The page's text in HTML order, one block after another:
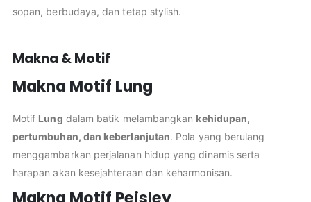
sopan, berbudaya, dan tetap stylish.
Makna & Motif
Makna Motif Lung
Motif Lung dalam batik melambangkan kehidupan,
pertumbuhan, dan keberlanjutan. Pola yang berulang
menggambarkan perjalanan hidup yang dinamis serta
harapan akan kesejahteraan dan keharmonisan.